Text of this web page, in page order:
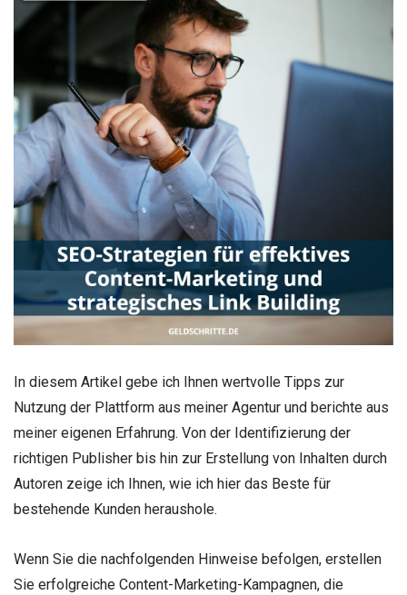
In diesem Artikel gebe ich Ihnen wertvolle Tipps zur
Nutzung der Plattform aus meiner Agentur und berichte aus
meiner eigenen Erfahrung. Von der Identifizierung der
richtigen Publisher bis hin zur Erstellung von Inhalten durch
Autoren zeige ich Ihnen, wie ich hier das Beste für
bestehende Kunden heraushole.
Wenn Sie die nachfolgenden Hinweise befolgen, erstellen
Sie erfolgreiche Content-Marketing-Kampagnen, die